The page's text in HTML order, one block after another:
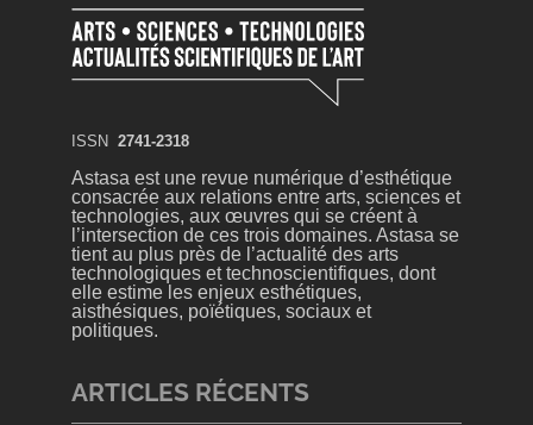
ISSN 2741-2318
Astasa est une revue numérique d’esthétique
consacrée aux relations entre arts, sciences et
technologies, aux œuvres qui se créent à
l’intersection de ces trois domaines. Astasa se
tient au plus près de l’actualité des arts
technologiques et technoscientifiques, dont
elle estime les enjeux esthétiques,
aisthésiques, poïétiques, sociaux et
politiques.
ARTICLES RÉCENTS